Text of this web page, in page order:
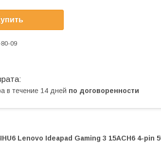
09
в течение 14 дней по договоренности
Lenovo Ideapad Gaming 3 15ACH6 4-pin